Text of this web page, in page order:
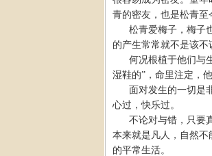
青的密友，也是松青至
松青爱梅子，梅子
的产生常常就不是该不
何况根植于他们与
湿鞋的”，命里注定，
面对发生的一切是
心过，快乐过。
不论对与错，只要
本来就是凡人，自然不
的平常生活。